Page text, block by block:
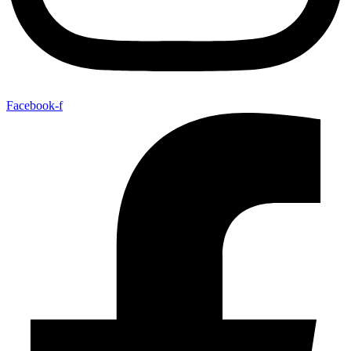
Facebook-f